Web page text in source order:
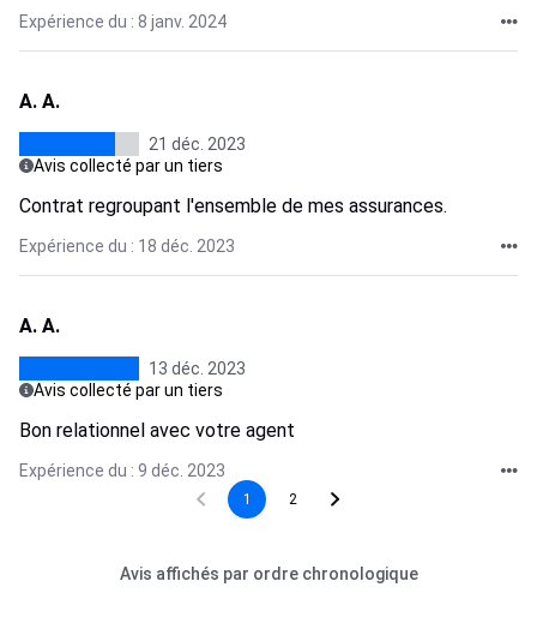
Expérience du : 8 janv. 2024
A. A.
21 déc. 2023
Avis collecté par un tiers
Contrat regroupant l'ensemble de mes assurances.
Expérience du : 18 déc. 2023
A. A.
13 déc. 2023
Avis collecté par un tiers
Bon relationnel avec votre agent
Expérience du : 9 déc. 2023
1 2
Avis affichés par ordre chronologique